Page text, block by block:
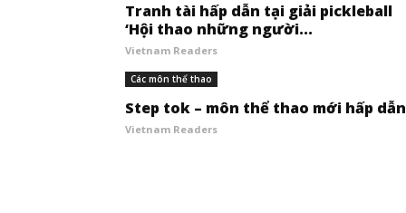
Tranh tài hấp dẫn tại giải pickleball
‘Hội thao những người...
Vietnam Readers
Các môn thể thao
Step tok – môn thể thao mới hấp dẫn
Vietnam Readers